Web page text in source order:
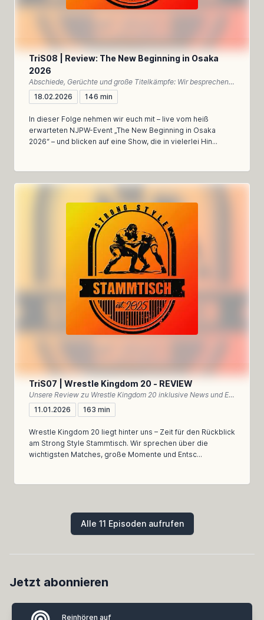
TriS08 | Review: The New Beginning in Osaka
2026
Abschiede, Gerüchte und große Titelkämpfe: Wir besprechen New Beginning in Osaka 2026 – emotional, meinungsstark und dennoch analytisch
18.02.2026
146 min
In dieser Folge nehmen wir euch mit – live vom heiß
erwarteten NJPW-Event „The New Beginning in Osaka
2026“ – und blicken auf eine Show, die in vielerlei Hin...
TriS07 | Wrestle Kingdom 20 - REVIEW
Unsere Review zu Wrestle Kingdom 20 inklusive News und Einordnung des NEW YEAR DASH!!
11.01.2026
163 min
Wrestle Kingdom 20 liegt hinter uns – Zeit für den Rückblick
am Strong Style Stammtisch. Wir sprechen über die
wichtigsten Matches, große Momente und Entsc...
Alle 11 Episoden aufrufen
Jetzt abonnieren
Reinhören auf